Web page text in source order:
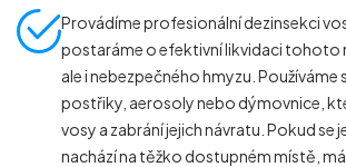
DEZINSEKCE OSTATNÍHO HMYZU
DEZINSEKCE ROZTOČŮ
DEZINSEKCE ŠTĚNIC
DEZINSEKCE VOS
Provádíme profesionální dezinsekci
postaráme o efektivní likvidaci tohoto
ale i nebezpečného hmyzu. Používáme
postřiky, aerosoly nebo dýmovnice,
vosy a zabrání jejich návratu. Pokud se
nachází na těžko dostupném místě,